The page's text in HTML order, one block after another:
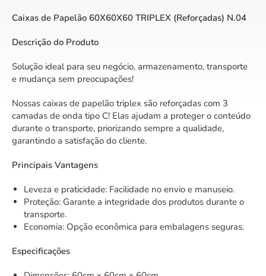
Caixas de Papelão 60X60X60 TRIPLEX (Reforçadas) N.04
Descrição do Produto
Solução ideal para seu negócio, armazenamento, transporte
e mudança sem preocupações!
Nossas caixas de papelão triplex são reforçadas com 3
camadas de onda tipo C! Elas ajudam a proteger o conteúdo
durante o transporte, priorizando sempre a qualidade,
garantindo a satisfação do cliente.
Principais Vantagens
Leveza e praticidade: Facilidade no envio e manuseio.
Proteção: Garante a integridade dos produtos durante o
transporte.
Economia: Opção econômica para embalagens seguras.
Especificações